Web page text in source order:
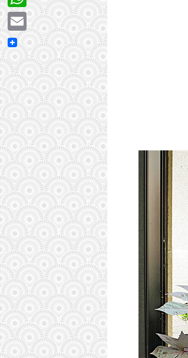
WhatsApp
Email